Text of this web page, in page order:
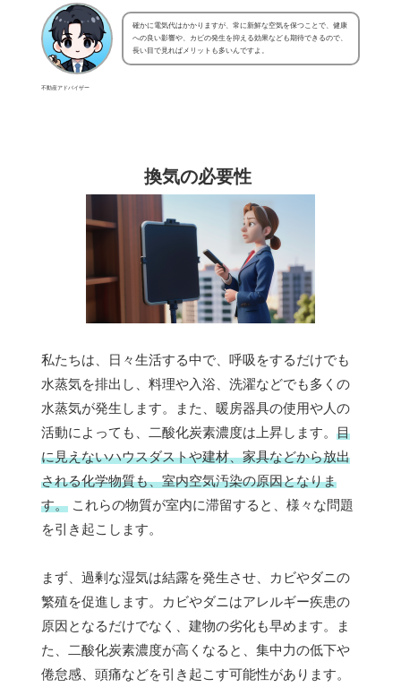
不動産アドバイザー
確かに電気代はかかりますが、常に新鮮な空気を保つことで、健康
への良い影響や、カビの発生を抑える効果なども期待できるので、
長い目で見ればメリットも多いんですよ。
換気の必要性
私たちは、日々生活する中で、呼吸をするだけでも
水蒸気を排出し、料理や入浴、洗濯などでも多くの
水蒸気が発生します。また、暖房器具の使用や人の
活動によっても、二酸化炭素濃度は上昇します。 目
に見えないハウスダストや建材、家具などから放出
される化学物質も、室内空気汚染の原因となりま
す。 これらの物質が室内に滞留すると、様々な問題
を引き起こします。
まず、過剰な湿気は結露を発生させ、カビやダニの
繁殖を促進します。カビやダニはアレルギー疾患の
原因となるだけでなく、建物の劣化も早めます。ま
た、二酸化炭素濃度が高くなると、集中力の低下や
倦怠感、頭痛などを引き起こす可能性があります。